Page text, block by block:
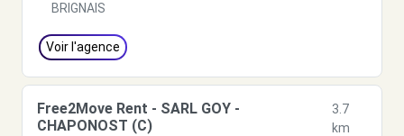
BRIGNAIS
Voir l'agence
Free2Move Rent - SARL GOY -
CHAPONOST (C)
3.7
km